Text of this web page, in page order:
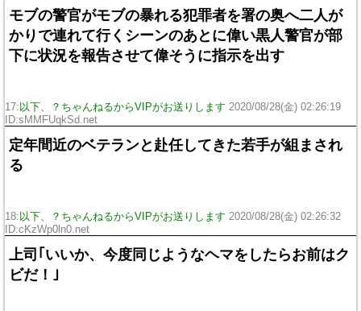
モブの警官がモブの暴れる犯罪者を署の奥へ二人が
かりで連れて行くシーンのあとに偉い黒人警官が部
下に状況を報告させて偉そうに指示を出す
17: 以下、？ちゃんねるからVIPがお送りします 2020/08/28(金) 02:26:19
ID:sMMFUqkSd.net
定年間近のベテランと赴任してきた若手が組まされ
る
18: 以下、？ちゃんねるからVIPがお送りします 2020/08/28(金) 02:26:32
ID:cKzWp0ln0.net
上司｢いいか、今度同じようなヘマをしたらお前はク
ビだ！｣